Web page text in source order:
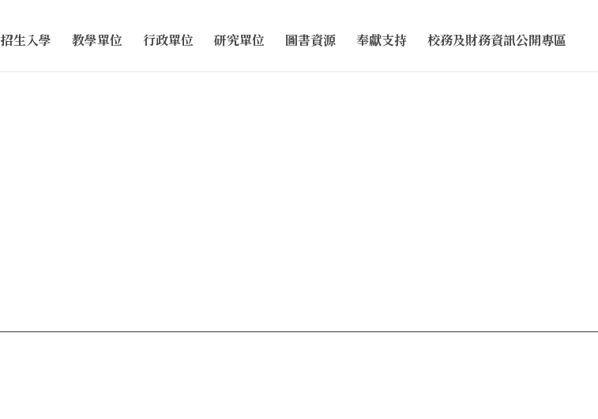
招生入學 教學單位 行政單位 研究單位 圖書資源 奉獻支持 校務及財務資訊公開專區